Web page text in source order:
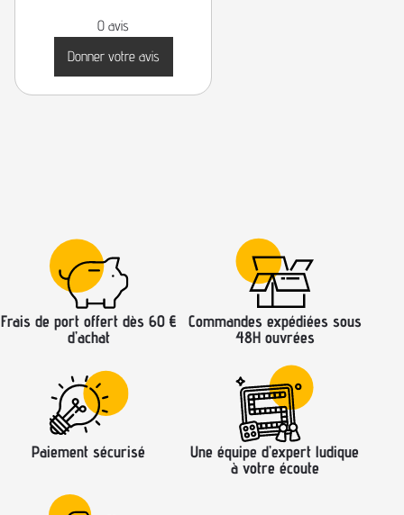
0 avis
Donner votre avis
Frais de port offert dès 60 €
d’achat
Commandes expédiées sous
48H ouvrées
Paiement sécurisé
Une équipe d’expert ludique
à votre écoute